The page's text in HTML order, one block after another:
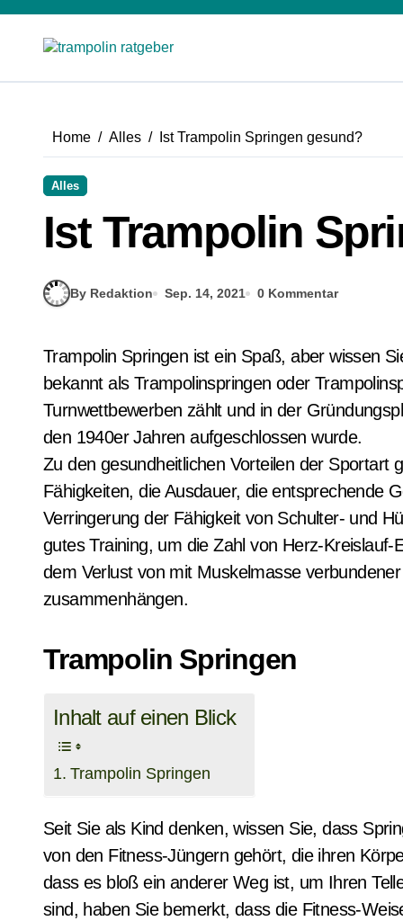
springen
Home Alles Ist Trampolin Springen gesund?
Alles
Ist Trampolin
By Redaktion Sep. 14, 2021 0 Kommentar
Trampolin Springen ist ein Spaß, aber wissen Sie, ob es gesund ist?Trampolin Springen, auch
bekannt als Trampolinspringen oder
Turnwettbewerben zählt und in der
den 1940er Jahren aufgeschlossen wurde.
Zu den gesundheitlichen Vorteilen der Sportart
Fähigkeiten, die Ausdauer, die entsprechende
Verringerung der Fähigkeit von Schulter- und
gutes Training, um die Zahl von Herz-
dem Verlust von mit Muskelmasse
zusammenhängen.
Trampolin Springen
Inhalt auf einen Blick
Trampolin Springen
Seit Sie als Kind denken, wissen Sie, dass
von den Fitness-Jüngern gehört, die ihren
dass es bloß ein anderer Weg ist, um Ihren
sind, haben Sie bemerkt, dass die Fitness-